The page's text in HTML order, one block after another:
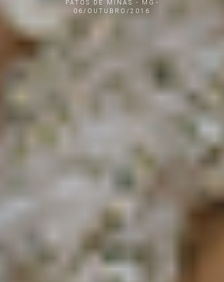
PATOS DE MINAS - MG
06/OUTUBRO/2016